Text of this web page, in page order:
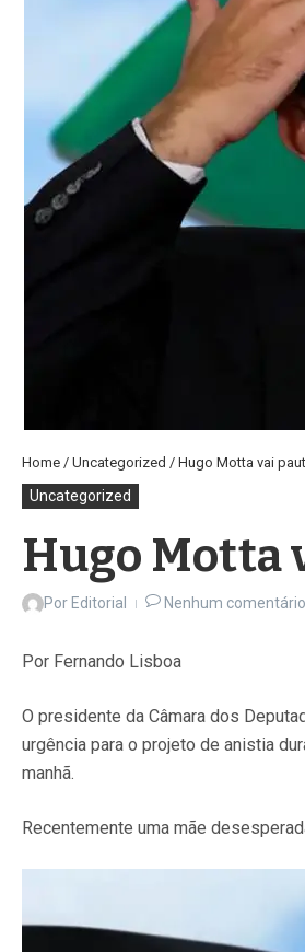
Home / Uncategorized / Hugo Motta vai
Uncategorized
Hugo Motta
Por Editorial Nenhum comentário
Por Fernando Lisboa
O presidente da Câmara dos
urgência para o projeto de anistia
manhã.
Recentemente uma mãe